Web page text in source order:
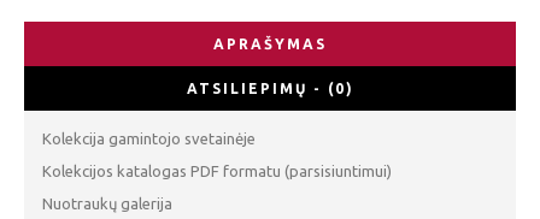
APRAŠYMAS
ATSILIEPIMŲ - (0)
Kolekcija gamintojo svetainėje
Kolekcijos katalogas PDF formatu (parsisiuntimui)
Nuotraukų galerija